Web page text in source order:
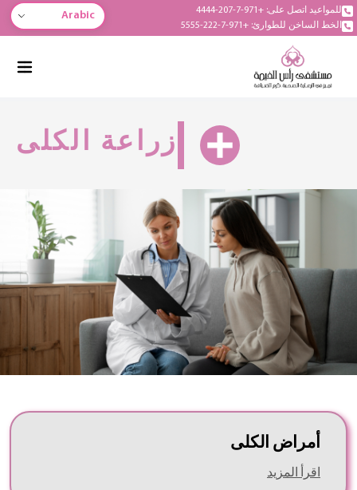
للمواعيد اتصل على: +971-7-207-4444
الخط الساخن للطوارئ: +971-7-222-5555
Arabic
زراعة الكلى
أمراض الكلى
اقرأ المزيد